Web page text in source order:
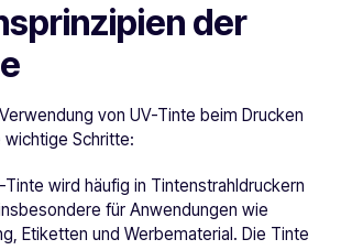
der
von UV-Tinte beim Drucken
Schritte:
Tinte wird häufig in Tintenstrahldruckern
für Anwendungen wie
Etiketten und Werbematerial. Die Tinte